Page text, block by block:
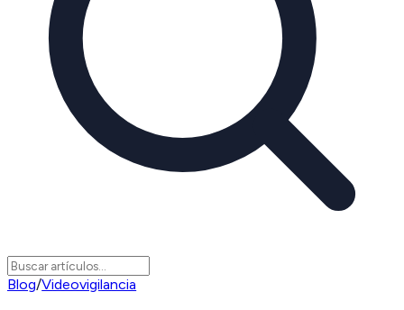
Blog/Videovigilancia